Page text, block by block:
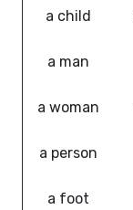
a child
a man
a woman
a person
a foot